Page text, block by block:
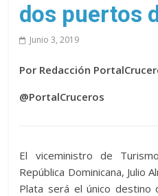
dos puertos
Junio 3, 2019
Por Redacción
@PortalCruceros
El viceministro de
República Dominicana, Julio
Plata será el único destino